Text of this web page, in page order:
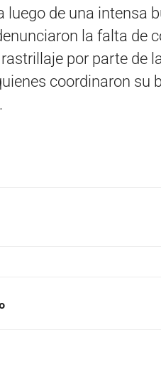
de una intensa
la falta de
por parte de
coordinaron su